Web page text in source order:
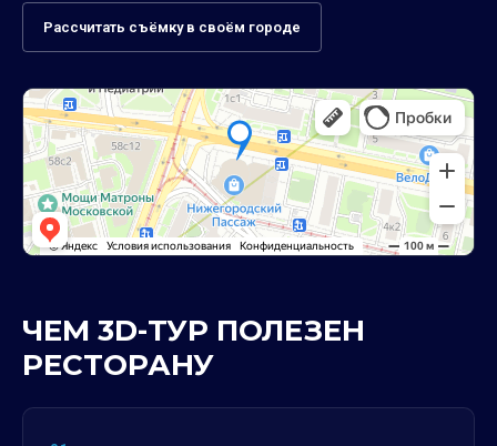
Рассчитать съёмку в своём городе
ЧЕМ 3D-ТУР ПОЛЕЗЕН
РЕСТОРАНУ